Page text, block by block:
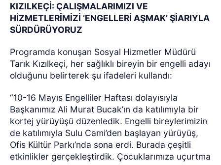
KIZILKEÇİ: ÇALIŞMALARIMIZI VE
HİZMETLERİMİZİ ‘ENGELLERİ AŞMAK’ ŞİARIYLA
SÜRDÜRÜYORUZ
Programda konuşan Sosyal Hizmetler Müdürü
Tarık Kızılkeçi, her sağlıklı bireyin bir engelli adayı
olduğunu belirterek şu ifadeleri kullandı:
“10-16 Mayıs Engelliler Haftası dolayısıyla
Başkanımız Ali Murat Bucak’ın da katılımıyla bir
kortej yürüyüşü düzenledik. Engelli bireylerimizin
de katılımıyla Sulu Cami’den başlayan yürüyüş,
Ofis Kültür Parkı’nda sona erdi. Burada çeşitli
etkinlikler gerçekleştirdik. Çocuklarımıza uçurtma